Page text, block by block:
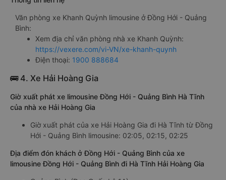
Văn phòng xe Khanh Quỳnh limousine ở Đồng Hới - Quảng
Bình:
Xem địa chỉ văn phòng nhà xe Khanh Quỳnh:
https://vexere.com/vi-VN/xe-khanh-quynh
Điện thoại: 1900 888684
🚌 4. Xe Hải Hoàng Gia
Giờ xuất phát xe limousine Đồng Hới - Quảng Bình Hà Tĩnh
của nhà xe Hải Hoàng Gia
Giờ xuất phát của xe Hải Hoàng Gia đi Hà Tĩnh từ Đồng
Hới - Quảng Bình limousine: 02:05, 02:15, 02:25
Địa điểm đón khách ở Đồng Hới - Quảng Bình của xe
limousine Đồng Hới - Quảng Bình đi Hà Tĩnh Hải Hoàng Gia